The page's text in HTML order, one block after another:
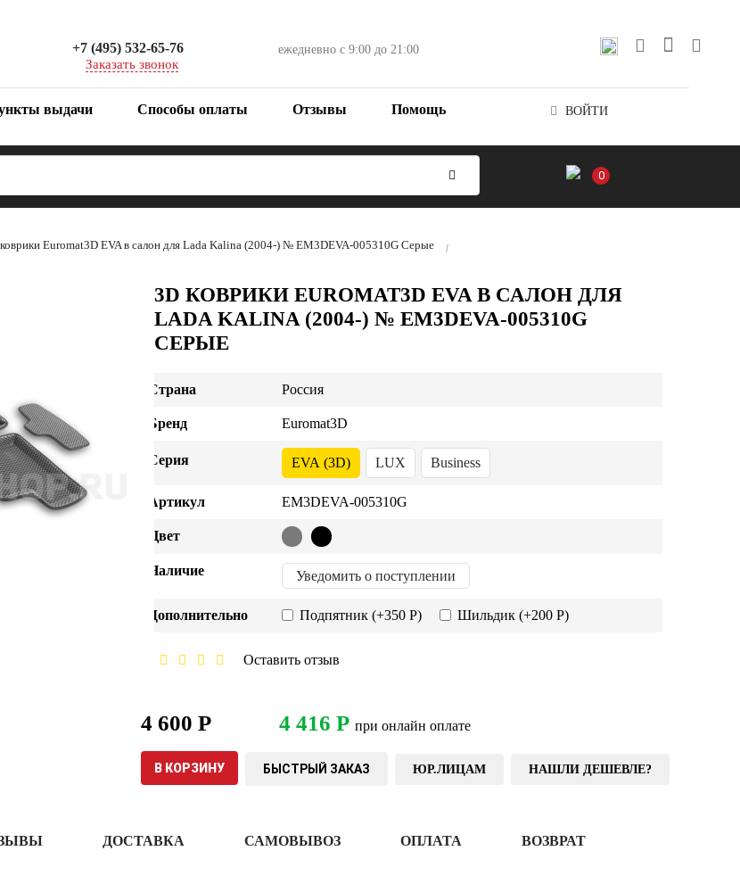
+7 (495) 532-65-76
Заказать звонок
ежедневнос 9:00 до 21:00
выдачи Способы оплаты Отзывы Помощь ВОЙТИ
0
Euromat3D EVA в салон для Lada Kalina (2004-) № EM3DEVA-005310G Серые
3D КОВРИКИ EUROMAT3D EVA В САЛОН ДЛЯ
LADA KALINA (2004-) № EM3DEVA-005310G
СЕРЫЕ
Страна Россия
Бренд Euromat3D
Серия EVA (3D) LUX Business
Артикул EM3DEVA-005310G
Цвет
Наличие Уведомить о поступлении
Дополнительно Подпятник (+350 Р) Шильдик (+200 Р)
Оставить отзыв
4 600 Р 4 416 Р при онлайн оплате
В КОРЗИНУ БЫСТРЫЙ ЗАКАЗ ЮР.ЛИЦАМ НАШЛИ ДЕШЕВЛЕ?
ДОСТАВКА САМОВЫВОЗ ОПЛАТА ВОЗВРАТ